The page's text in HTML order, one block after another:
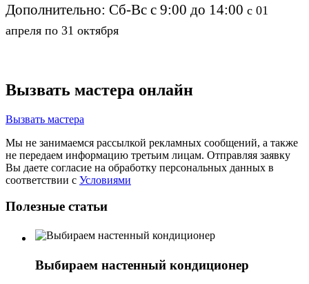
Дополнительно: Сб-Вс с 9:00 до 14:00 с 01
апреля по 31 октября
Вызвать мастера онлайн
Вызвать мастера
Мы не занимаемся рассылкой рекламных сообщений, а также
не передаем информацию третьим лицам. Отправляя заявку
Вы даете согласие на обработку персональных данных в
соответствии с Условиями
Полезные статьи
Выбираем настенный кондиционер